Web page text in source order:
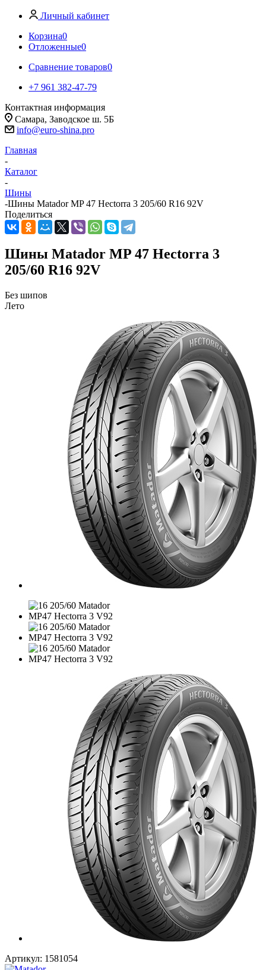
Личный кабинет
Корзина0
Отложенные0
Сравнение товаров0
+7 961 382-47-79
Контактная информация
Самара, Заводское ш. 5Б
info@euro-shina.pro
Главная
-
Каталог
-
Шины
-Шины Matador MP 47 Hectorra 3 205/60 R16 92V
Поделиться
Шины Matador MP 47 Hectorra 3
205/60 R16 92V
Без шипов
Лето
Артикул: 1581054